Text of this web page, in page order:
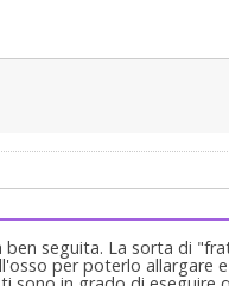
ben seguita. La sorta di
per poterlo allargare